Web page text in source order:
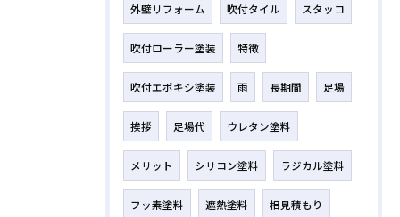
外壁リフォーム 吹付タイル スタッコ
吹付ローラー塗装 特徴
吹付エポキシ塗装 雨 長期間 足場
挨拶 足場代 ウレタン塗料
メリット シリコン塗料 ラジカル塗料
フッ素塗料 遮熱塗料 相見積もり